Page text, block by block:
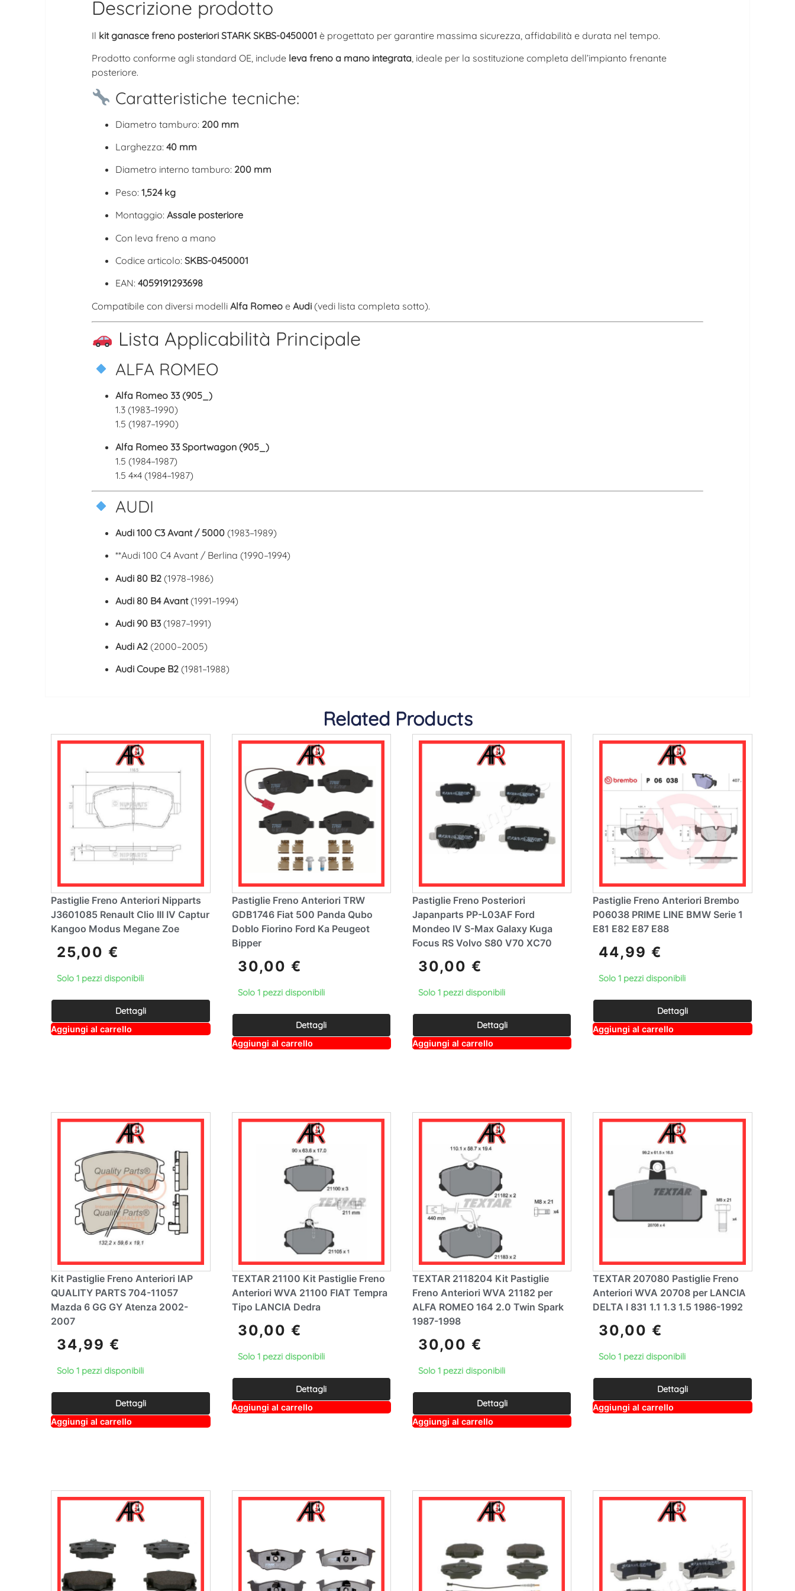
Descrizione prodotto
Il kit ganasce freno posteriori STARK SKBS-0450001 è progettato per garantire massima sicurezza, affidabilità e durata nel tempo.
Prodotto conforme agli standard OE, include leva freno a mano integrata, ideale per la sostituzione completa dell’impianto frenante
posteriore.
Caratteristiche tecniche:
Diametro tamburo: 200 mm
Larghezza: 40 mm
Diametro interno tamburo: 200 mm
Peso: 1,524 kg
Montaggio: Assale posteriore
Con leva freno a mano
Codice articolo: SKBS-0450001
EAN: 4059191293698
Compatibile con diversi modelli Alfa Romeoe Audi(vedi lista completa sotto).
Lista Applicabilità Principale
ALFA ROMEO
Alfa Romeo 33(905_)
1.3 (1983–1990)
1.5 (1987–1990)
Alfa Romeo 33 Sportwagon(905_)
1.5 (1984–1987)
1.5 4×4 (1984–1987)
AUDI
Audi 100 C3 Avant/ 5000(1983–1989)
**Audi 100 C4Avant / Berlina (1990–1994)
Audi 80 B2(1978–1986)
Audi 80 B4 Avant(1991–1994)
Audi 90 B3(1987–1991)
Audi A2(2000–2005)
Audi Coupe B2(1981–1988)
Related Products
Pastiglie Freno Anteriori Nipparts
J3601085 Renault Clio III IV Captur
Kangoo Modus Megane Zoe
25,00€
Solo 1 pezzi disponibili
Dettagli
Aggiungi al carrello
lt
:
Pastiglie Freno Anteriori TRW
GDB1746 Fiat 500 Panda Qubo
Doblo Fiorino Ford Ka Peugeot
Bipper
30,00 €
Solo 1 pezzi disponibili
Dettagli
Aggiungi al carrello
lt
e
:
Pastiglie Freno Posteriori
Japanparts PP-L03AF Ford
Mondeo IV S-Max Galaxy Kuga
Focus RS Volvo S80 V70 XC70
30,00 €
Solo 1 pezzi disponibili
Dettagli
Aggiungi al carrello
lt
e
:
Pastiglie Freno Anteriori Brembo
P06038 PRIME LINE BMW Serie 1
E81 E82 E87 E88
44,99€
Solo 1 pezzi disponibili
Dettagli
Aggiungi al carrello
lt
:
Kit Pastiglie Freno Anteriori IAP
QUALITY PARTS 704-11057
Mazda 6 GG GY Atenza 2002-
2007
34,99€
Solo 1 pezzi disponibili
Dettagli
Aggiungi al carrello
lt
e
:
TEXTAR 21100 Kit Pastiglie Freno
Anteriori WVA 21100 FIAT Tempra
Tipo LANCIA Dedra
30,00 €
Solo 1 pezzi disponibili
Dettagli
Aggiungi al carrello
lt
:
TEXTAR 2118204 Kit Pastiglie
Freno Anteriori WVA 21182 per
ALFA ROMEO 164 2.0 Twin Spark
1987-1998
30,00 €
Solo 1 pezzi disponibili
Dettagli
Aggiungi al carrello
lt
e
:
TEXTAR 207080 Pastiglie Freno
Anteriori WVA 20708 per LANCIA
DELTA I 831 1.1 1.3 1.5 1986-1992
30,00€
Solo 1 pezzi disponibili
Dettagli
Aggiungi al carrello
lt
: